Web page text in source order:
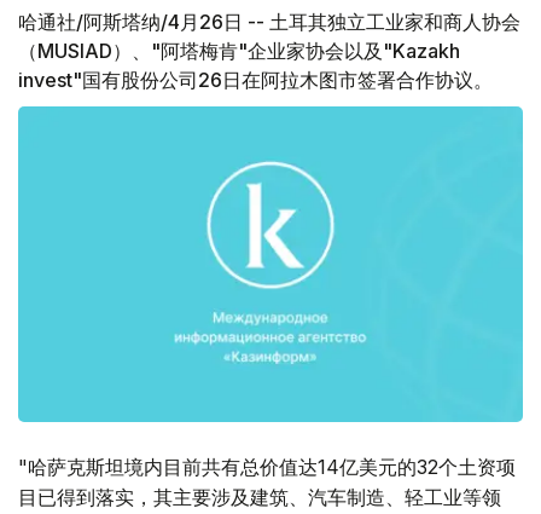
哈通社/阿斯塔纳/4月26日 -- 土耳其独立工业家和商人协会
（MUSIAD）、"阿塔梅肯"企业家协会以及"Kazakh
invest"国有股份公司26日在阿拉木图市签署合作协议。
"哈萨克斯坦境内目前共有总价值达14亿美元的32个土资项
目已得到落实，其主要涉及建筑、汽车制造、轻工业等领